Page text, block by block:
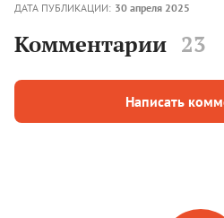
ДАТА ПУБЛИКАЦИИ: 30 апреля 2025
Комментарии 23
Написать